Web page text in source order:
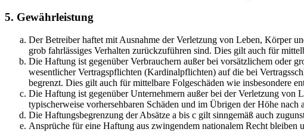
5. Gewährleistung
Der Betreiber haftet mit Ausnahme der Verletzung von Leben, Körper
grob fahrlässiges Verhalten zurückzuführen sind. Dies gilt auch für
Die Haftung ist gegenüber Verbrauchern außer bei vorsätzlichem oder
wesentlicher Vertragspflichten (Kardinalpflichten) auf die bei
begrenzt. Dies gilt auch für mittelbare Folgeschäden wie insbesondere
Die Haftung ist gegenüber Unternehmern außer bei der Verletzung von
typischerweise vorhersehbaren Schäden und im Übrigen der Höhe
Die Haftungsbegrenzung der Absätze a bis c gilt sinngemäß auch
Ansprüche für eine Haftung aus zwingendem nationalem Recht bleiben